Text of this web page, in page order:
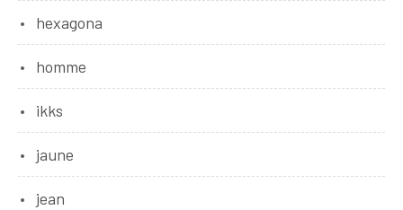
hexagona
homme
ikks
jaune
jean